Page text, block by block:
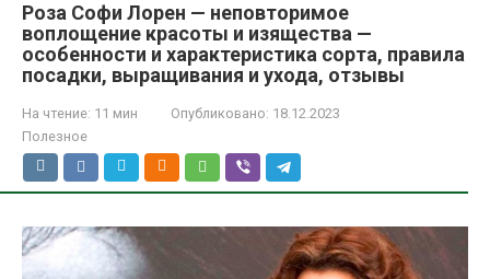
Роза Софи Лорен — неповторимое
воплощение красоты и изящества —
особенности и характеристика сорта, правила
посадки, выращивания и ухода, отзывы
На чтение: 11 мин Опубликовано: 18.12.2023
Полезное